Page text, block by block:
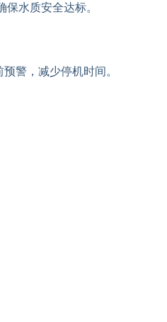
水质安全达标。
警，减少停机时间。